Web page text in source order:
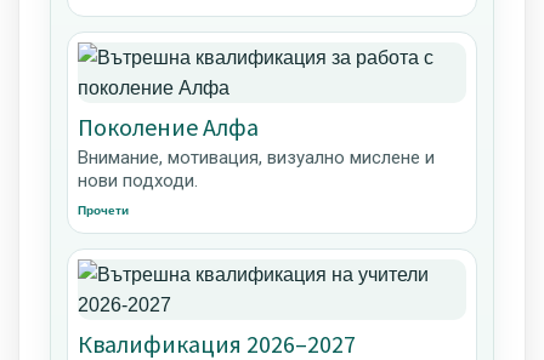
Поколение Алфа
Внимание, мотивация, визуално мислене и
нови подходи.
Прочети
Квалификация 2026–2027